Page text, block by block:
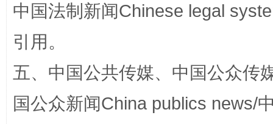
如何以
中国法制新闻Chinese legal
引用。
五、中国公共传媒、中国公众传
国公众新闻China publics news/